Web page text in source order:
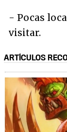
- Pocas
visitar.
ARTÍCULOS